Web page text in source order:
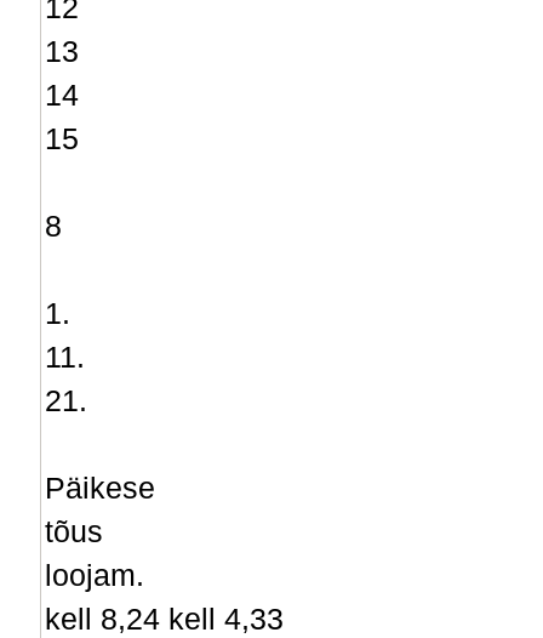
12
13
14
15
8
1.
11.
21.
Päikese
tõus
loojam.
kell 8,24 kell 4,33